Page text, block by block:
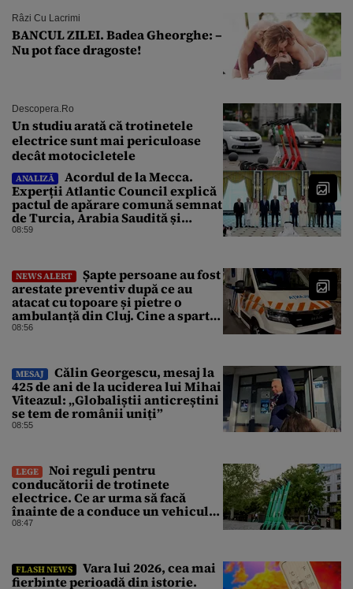
Râzi Cu Lacrimi
BANCUL ZILEI. Badea Gheorghe: –
Nu pot face dragoste!
Descopera.ro
Un studiu arată că trotinetele
electrice sunt mai periculoase
decât motocicletele
ANALIZĂ
Acordul de la Mecca.
Experții Atlantic Council explică
pactul de apărare comună semnat
de Turcia, Arabia Saudită și
Pakistan
08:59
NEWS ALERT
Șapte persoane au fost
arestate preventiv după ce au
atacat cu topoare și pietre o
ambulanță din Cluj. Cine a spart
parbrizul și l-a rănit pe șofer
08:56
MESAJ
Călin Georgescu, mesaj la
425 de ani de la uciderea lui Mihai
Viteazul: „Globaliștii anticreștini
se tem de românii uniți”
08:55
LEGE
Noi reguli pentru
conducătorii de trotinete
electrice. Ce ar urma să facă
înainte de a conduce un vehicul
pe drumurile publice
08:47
FLASH NEWS
Vara lui 2026, cea mai
fierbinte perioadă din istorie.